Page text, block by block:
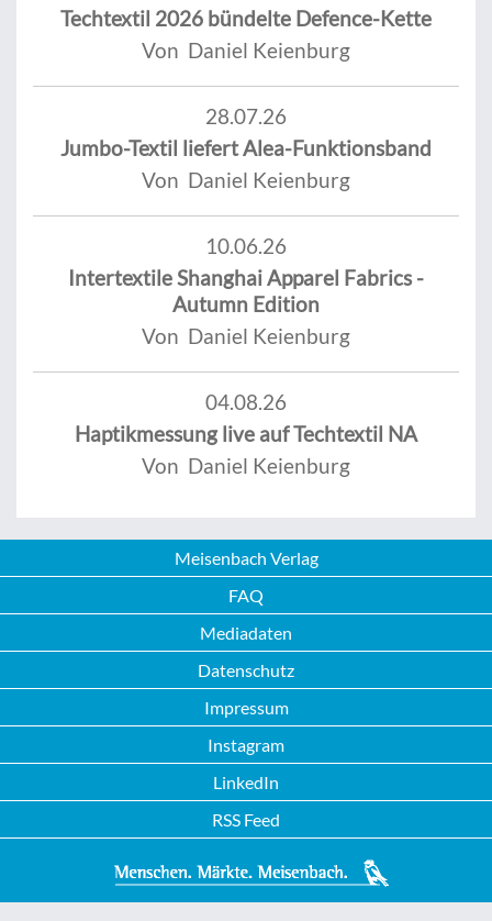
Techtextil 2026 bündelte Defence-Kette
Von Daniel Keienburg
28.07.26
Jumbo-Textil liefert Alea-Funktionsband
Von Daniel Keienburg
10.06.26
Intertextile Shanghai Apparel Fabrics -
Autumn Edition
Von Daniel Keienburg
04.08.26
Haptikmessung live auf Techtextil NA
Von Daniel Keienburg
Meisenbach Verlag
FAQ
Mediadaten
Datenschutz
Impressum
Instagram
LinkedIn
RSS Feed